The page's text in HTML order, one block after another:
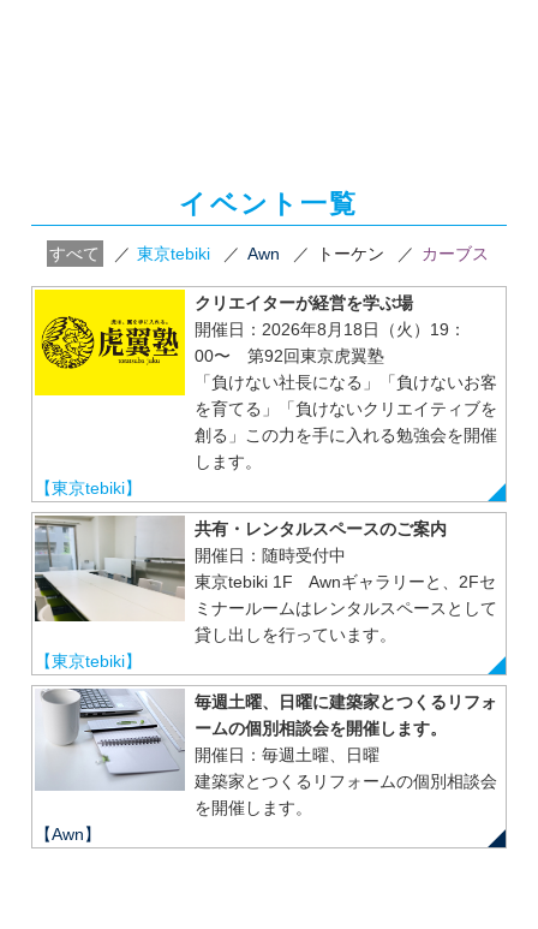
イベント一覧
すべて ／ 東京tebiki ／ Awn ／ トーケン ／ カーブス
クリエイターが経営を学ぶ場
開催日：2026年8月18日（火）19：
00〜 第92回東京虎翼塾
「負けない社長になる」「負けないお客
を育てる」「負けないクリエイティブを
創る」この力を手に入れる勉強会を開催
します。
【東京tebiki】
共有・レンタルスペースのご案内
開催日：随時受付中
東京tebiki 1F Awnギャラリーと、2Fセ
ミナールームはレンタルスペースとして
貸し出しを行っています。
【東京tebiki】
毎週土曜、日曜に建築家とつくるリフォ
ームの個別相談会を開催します。
開催日：毎週土曜、日曜
建築家とつくるリフォームの個別相談会
を開催します。
【Awn】